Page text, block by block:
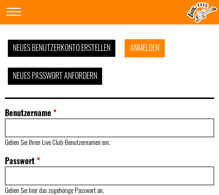
NEUES BENUTZERKONTO ERSTELLEN ANMELDEN
NEUES PASSWORT ANFORDERN
Benutzername *
Geben Sie Ihren Live Club-Benutzernamen ein.
Passwort*
Geben Sie hier das zugehörige Passwort an.